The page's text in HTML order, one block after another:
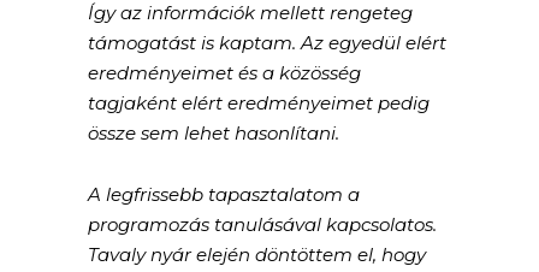
Így az információk mellett rengeteg
támogatást is kaptam. Az egyedül elért
eredményeimet és a közösség
tagjaként elért eredményeimet pedig
össze sem lehet hasonlítani.
A legfrissebb tapasztalatom a
programozás tanulásával kapcsolatos.
Tavaly nyár elején döntöttem el, hogy